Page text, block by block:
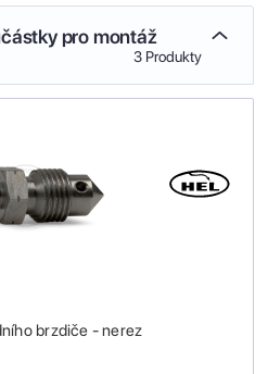
pro montáž
3 Produkty
brzdiče - nerez